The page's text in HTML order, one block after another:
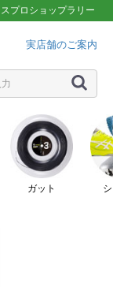
プロショップラリー
実店舗のご案内
ガット